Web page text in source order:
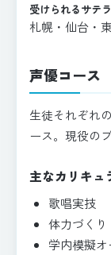
受けられるサテ
札幌・仙台・
声優コース
生徒それぞれ
ース。現役の
主なカリキュ
歌唱実技
体力づくり
学内模擬